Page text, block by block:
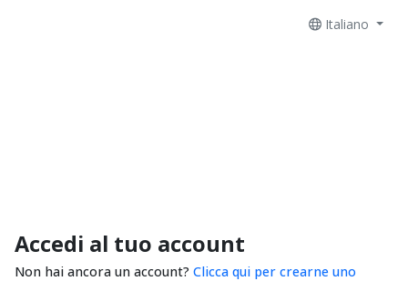
Italiano
Accedi al tuo account
Non hai ancora un account? Clicca qui per crearne uno